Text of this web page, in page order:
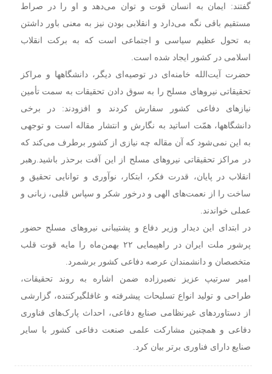
گفتند: ایمان به انسان قوت و توان می‌دهد و او را در صراط
مستقیم باقی نگه می‌دارد و انقلابی بودن نیز به معنی باور داشتن
به تحول عظیم سیاسی و اجتماعی است که به برکت انقلاب
اسلامی در کشور ایجاد شده است.
حضرت آیت‌الله خامنه‌ای در توصیه‌ای دیگر، دانشگاهها و مراکز
تحقیقاتی نیروهای مسلح را به سوق دادن تحقیقات به سمت تأمین
نیازهای دفاعی کشور سفارش کردند و افزودند: در برخی
دانشگاهها، همّت اساتید به نگارش و انتشار مقاله است و توجهی
به این نمی‌شود که آن مقاله چه نیازی از کشور برطرف می‌کند که
در مراکز تحقیقاتی نیروهای مسلح از این آفت برحذر باشید.رهبر
انقلاب در پایان، قدرت فکر، ابتکار، نوآوری و توانایی تحقیق و
ساخت را از نعمت‌های الهی و درخور شکر و سپاس قلبی، زبانی و
عملی خواندند.
در ابتدای این دیدار وزیر دفاع و پشتیبانی نیروهای مسلح حضور
پرشور ملت ایران در راهپیمایی ۲۲ بهمن‌ماه را مایه قوت قلب
متخصصان و دانشمندان عرصه دفاعی کشور برشمرد.
امیر سرتیپ عزیز نصیرزاده ضمن اشاره به روند تحقیقات،
طراحی و تولید انواع تسلیحات پیشرفته و غافلگیرکننده، گزارشی
از دستاوردهای غیرنظامی صنایع دفاعی، احداث پارک‌‌های فناوری
دفاعی و همچنین مشارکت علمی صنعت دفاعی کشور با سایر
صنایع دارای فناوری برتر بیان کرد.